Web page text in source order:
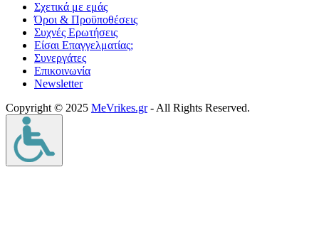
Σχετικά με εμάς
Όροι & Προϋποθέσεις
Συχνές Ερωτήσεις
Είσαι Επαγγελματίας;
Συνεργάτες
Επικοινωνία
Νewsletter
Copyright © 2025 MeVrikes.gr- All Rights Reserved.